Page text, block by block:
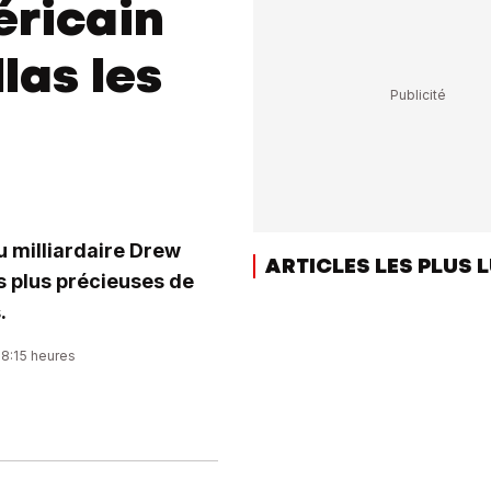
les
milliardaire Drew
plus précieuses de
heures
ARTICLES LES PLUS